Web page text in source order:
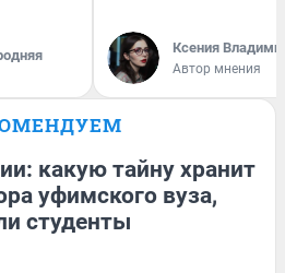
Ксения
Автор мнения
какую тайну хранит
уфимского вуза,
студенты